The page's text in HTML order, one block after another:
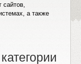
сайтов,
а также